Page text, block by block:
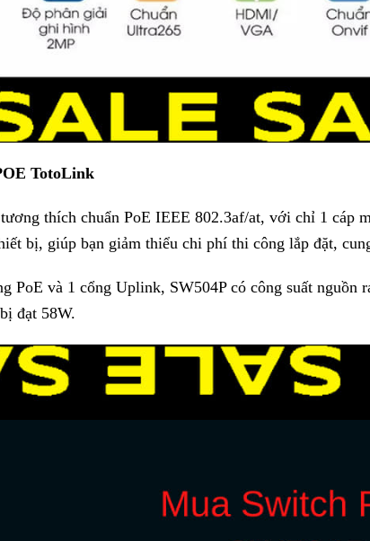
TotoLink
tương thích chuẩn PoE IEEE 802.3af/at, với chỉ 1 cáp
bị, giúp bạn giảm thiểu chi phí thi công lắp đặt,
PoE và 1 cổng Uplink, SW504P có công suất nguồn
đạt 58W.